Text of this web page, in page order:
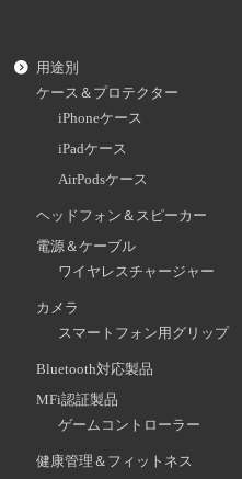
用途別
ケース＆プロテクター
iPhoneケース
iPadケース
AirPodsケース
ヘッドフォン＆スピーカー
電源＆ケーブル
ワイヤレスチャージャー
カメラ
スマートフォン用グリップ
Bluetooth対応製品
MFi認証製品
ゲームコントローラー
健康管理＆フィットネス